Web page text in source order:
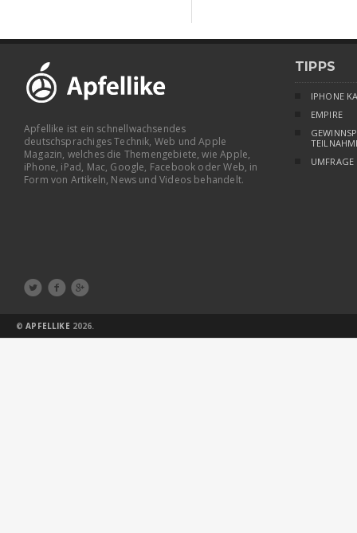
Apfellike ist ein schnellwachsendes
deutschsprachiges Technik, Web und Apple
Magazin, welches die Themengebiete, wie Apple,
iPhone, iPad, Mac, Google, Facebook oder Web, in
Form von Artikeln, News und Videos behandelt.
  
TIPPS
IPHONE
EMPIRE
UMFRAGE
©APFELLIKE 2026.